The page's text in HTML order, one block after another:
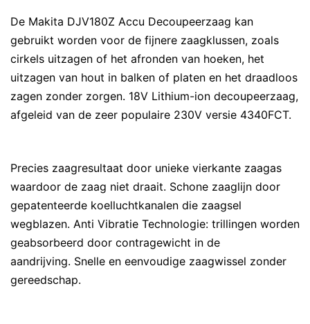
De Makita DJV180Z Accu Decoupeerzaag kan
gebruikt worden voor de fijnere zaagklussen, zoals
cirkels uitzagen of het afronden van hoeken, het
uitzagen van hout in balken of platen en het draadloos
zagen zonder zorgen. 18V Lithium-ion decoupeerzaag,
afgeleid van de zeer populaire 230V versie 4340FCT.
Precies zaagresultaat door unieke vierkante zaagas
waardoor de zaag niet draait. Schone zaaglijn door
gepatenteerde koelluchtkanalen die zaagsel
wegblazen. Anti Vibratie Technologie: trillingen worden
geabsorbeerd door contragewicht in de
aandrijving. Snelle en eenvoudige zaagwissel zonder
gereedschap.